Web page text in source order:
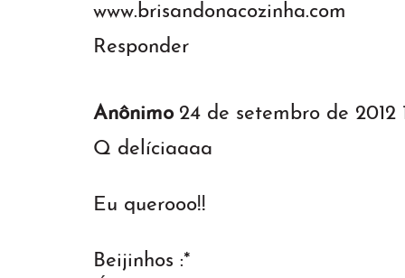
www.brisandonacozinha.com
Responder
Anônimo 24 de setembro de 2012
Q delíciaaaa
Eu querooo!!
Beijinhos :*